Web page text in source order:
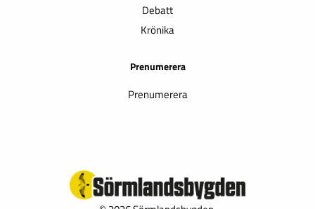
Debatt
Krönika
Prenumerera
Prenumerera